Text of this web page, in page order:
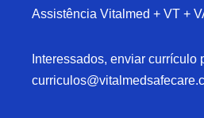
Assistência Vitalmed + VT +
Interessados, enviar currículo